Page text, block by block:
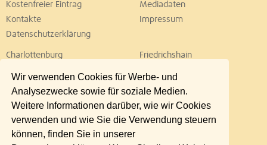
Wir verwenden Cookies für Werbe- und
Analysezwecke sowie für soziale Medien.
Weitere Informationen darüber, wie wir Cookies
verwenden und wie Sie die Verwendung steuern
können, finden Sie in unserer
Kostenfreier Eintrag
Mediadaten
Kontakte
Impressum
Datenschutzerklärung
Charlottenburg
Friedrichshain
Lichtenberg
Marzahn
Neukölln
Pankow